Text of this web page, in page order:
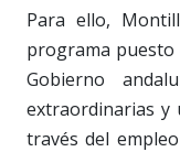
Para ello,
programa puesto
Gobierno
extraordinarias y
través del